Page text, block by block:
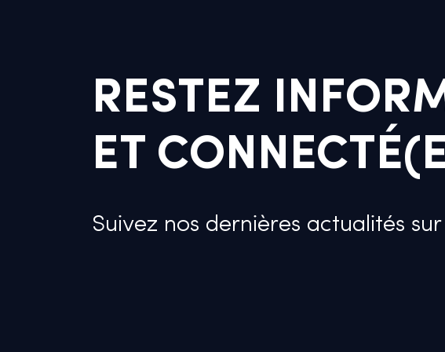
RESTEZ
ET
Suivez nos dernières actualités